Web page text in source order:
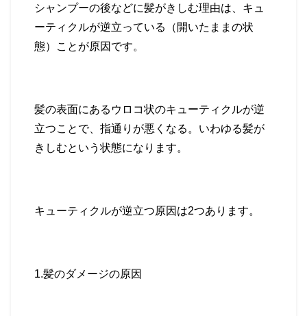
シャンプーの後などに髪がきしむ理由は、 キュ
ーティクルが逆立っている（開いたままの状
態）ことが原因 です。
髪の表面にあるウロコ状のキューティクルが逆
立つことで、指通りが悪くなる。いわゆる髪が
きしむという状態になります。
キューティクルが逆立つ原因は2つあります。
1.髪のダメージの原因